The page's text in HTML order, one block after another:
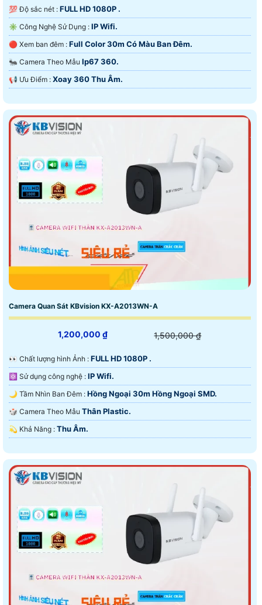
💯 Độ sắc nét : FULL HD 1080P .
✳️ Công Nghệ Sử Dụng : IP Wifi.
🔴 Xem ban đêm : Full Color 30m Có Màu Ban Đêm.
🐜 Camera Theo Mẫu Ip67 360.
️📢 Ưu Điểm : Xoay 360 Thu Âm.
Camera Quan Sát KBvision KX-A2013WN-A
1,200,000 ₫ 1,500,000 ₫
️👀 Chất lượng hình Ảnh : FULL HD 1080P .
⚛️ Sử dụng công nghệ : IP Wifi.
🌙 Tầm Nhìn Ban Đêm : Hồng Ngoại 30m Hồng Ngoại SMD.
🎲 Camera Theo Mẫu Thân Plastic.
️💫 Khả Năng : Thu Âm.